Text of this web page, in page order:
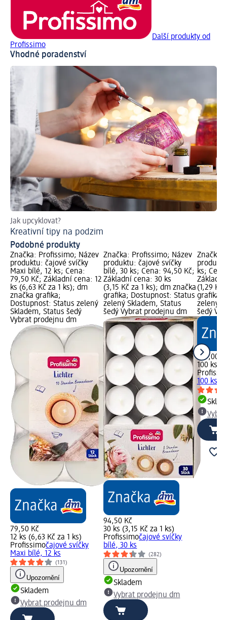
Další produkty od
Profissimo
Vhodné poradenství
Jak upcyklovat?
Kreativní tipy na podzim
Podobné produkty
Značka: Profissimo; Název
produktu: čajové svíčky
Maxi bílé, 12 ks; Cena:
79,50 Kč; Základní cena: 12
ks (6,63 Kč za 1 ks); dm
značka grafika;
Dostupnost: Status zelený
Skladem, Status šedý
Vybrat prodejnu dm
79,50 Kč
12 ks (6,63 Kč za 1 ks)
Profissimočajové svíčky
Maxi bílé, 12 ks
(131)
Upozornění
Skladem
Vybrat prodejnu dm
Značka: Profissimo; Název
produktu: čajové svíčky
bílé, 30 ks; Cena: 94,50 Kč;
Základní cena: 30 ks
(3,15 Kč za 1 ks); dm značka
grafika; Dostupnost: Status
zelený Skladem, Status
šedý Vybrat prodejnu dm
94,50 Kč
30 ks (3,15 Kč za 1 ks)
Profissimočajové svíčky
bílé, 30 ks
(282)
Upozornění
Skladem
Vybrat prodejnu dm
Značka:
ks;
Základní
(1,29 Kč
grafika;
zelený
šedý
129,00
100 ks
100 ks